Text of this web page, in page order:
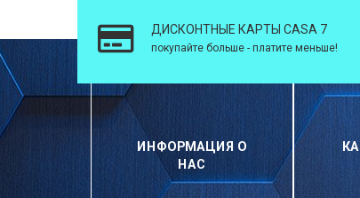
ДИСКОНТНЫЕ КАРТЫ CASA 7
покупайте больше - платите меньше!
ИНФОРМАЦИЯ О
НАС